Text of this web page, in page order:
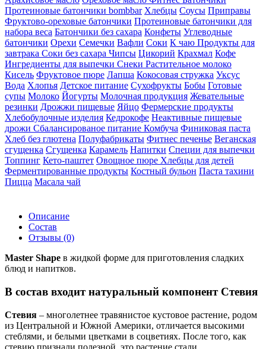
Протеиновые батончики bombbar Хлебцы Соусы Приправы
Фруктово-ореховые батончики Протеиновые батончики для
набора веса Батончики без сахара Конфеты Углеводные
батончики Орехи Семечки Вафли Соки К чаю Продукты для
завтрака Соки без сахара Чипсы Цикорий Крахмал Кофе
Ингредиенты для выпечки Снеки Растительное молоко
Кисель Фруктовое пюре Лапша Кокосовая стружка Уксус
Вода Хлопья Детское питание Сухофрукты Бобы Готовые
супы Молоко Йогурты Молочная продукция Жевательные
резинки Дрожжи пищевые Яйцо Фермерские продукты
Хлебобулочные изделия Кедрокофе Неактивные пищевые
дрожи Сбалансированое питание Комбуча Финиковая паста
Хлеб без глютена Полуфабрикаты Фитнес печенье Веганская
сгущенка Сгущенка Карамель Напитки Специи для выпечки
Топпинг Кето-паштет Овощное пюре Хлебцы для детей
Ферментированные продукты Костный бульон Паста тахини
Пицца Масала чай
Описание
Состав
Отзывы (0)
Master Shape в жидкой форме для приготовления сладких
блюд и напитков.
В состав входит натуральный компонент Стевия
Стевия – многолетнее травянистое кустовое растение, родом
из Центральной и Южной Америки, отличается высокими
стеблями, и белыми цветками в соцветиях. После того, как
стевию признали полезной, это растение стали